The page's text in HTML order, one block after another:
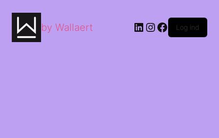
by Wallaert Log ind